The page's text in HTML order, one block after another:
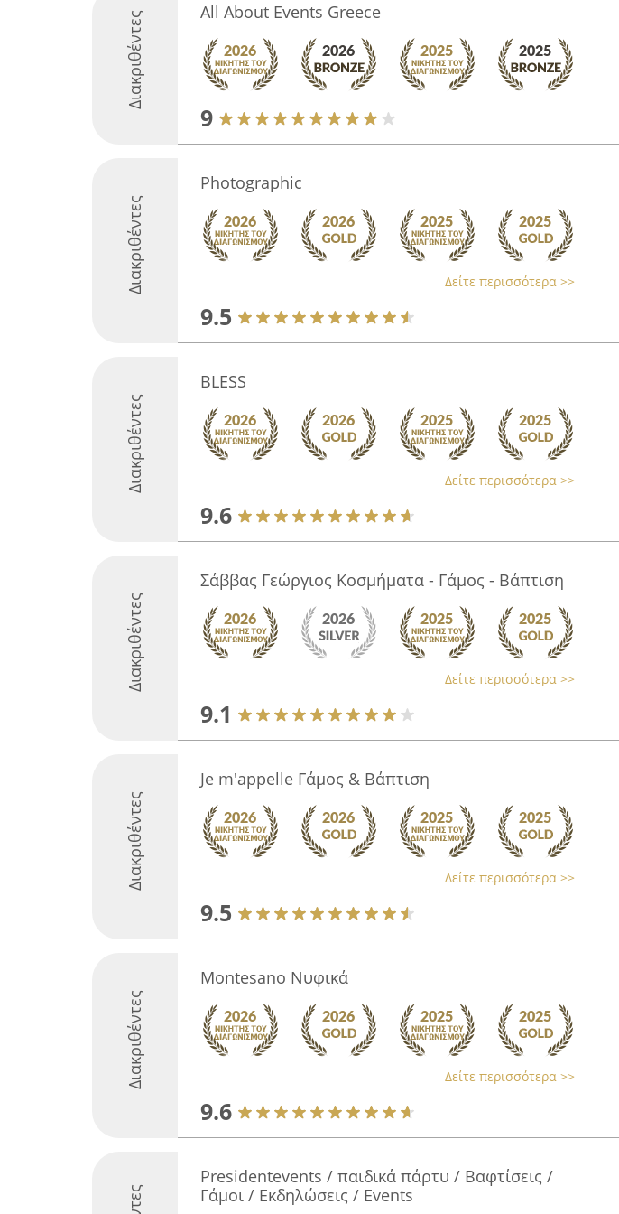
Διακριθέντες All About Events Greece
9
Διακριθέντες
Photographic
Δείτε περισσότερα >>
9.5
Διακριθέντες
BLESS
Δείτε περισσότερα >>
9.6
Διακριθέντες
Σάββας Γεώργιος Κοσμήματα - Γάμος - Βάπτιση
Δείτε περισσότερα >>
9.1
Διακριθέντες
Je m'appelle Γάμος & Βάπτιση
Δείτε περισσότερα >>
9.5
Διακριθέντες
Montesano Νυφικά
Δείτε περισσότερα >>
9.6
Presidentevents / παιδικά πάρτυ / Βαφτίσεις /
Γάμοι / Εκδηλώσεις / Events